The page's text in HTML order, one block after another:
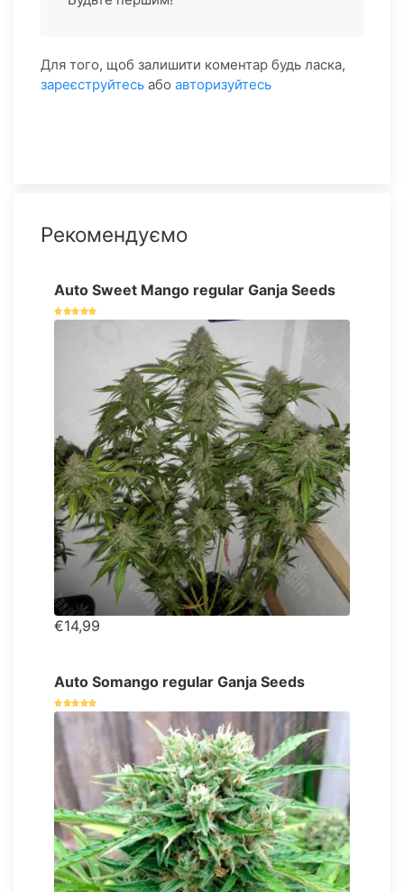
Для того, щоб залишити коментар будь ласка,
зареєструйтесь або авторизуйтесь
Рекомендуємо
Auto Sweet Mango regular Ganja Seeds
€14,99
Auto Somango regular Ganja Seeds